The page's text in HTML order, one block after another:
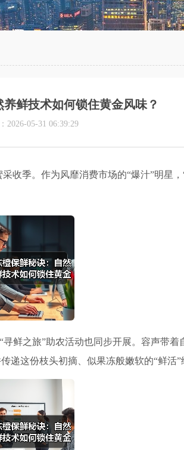
鲜技术如何锁住黄金风味？
2026-05-31 06:39:29
收季。作为风靡消费市场的“爆汁”明星
鲜之旅”助农活动也同步开展。容声带
这份枝头初摘、似果冻般嫩软的“鲜活”